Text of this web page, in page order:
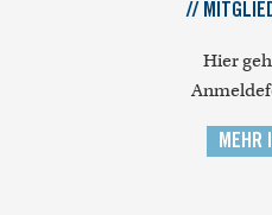
//
Hier
MEHR